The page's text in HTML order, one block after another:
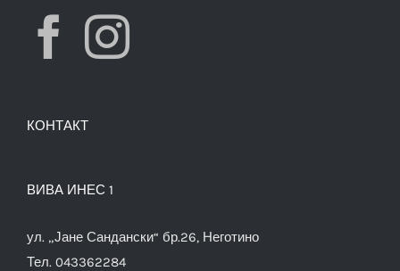
КОНТАКТ
ВИВА ИНЕС 1
ул. „Јане Сандански“ бр.26, Неготино
Тел. 043362284